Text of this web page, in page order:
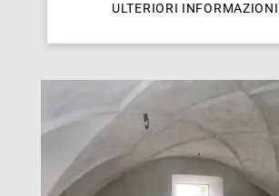
ULTERIORI INFORMAZIONI